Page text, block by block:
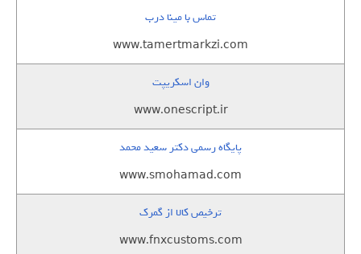
تماس با مینا درب
www.tamertmarkzi.com
وان اسکریپت
www.onescript.ir
پایگاه رسمی دکتر سعید محمد
www.smohamad.com
ترخیص کالا از گمرک
www.fnxcustoms.com